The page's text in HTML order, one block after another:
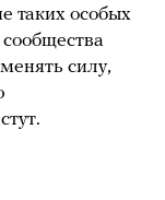
таких особых
силу,